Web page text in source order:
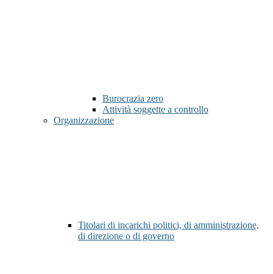
Burocrazia zero
Attività soggette a controllo
Organizzazione
Titolari di incarichi politici, di amministrazione,
di direzione o di governo